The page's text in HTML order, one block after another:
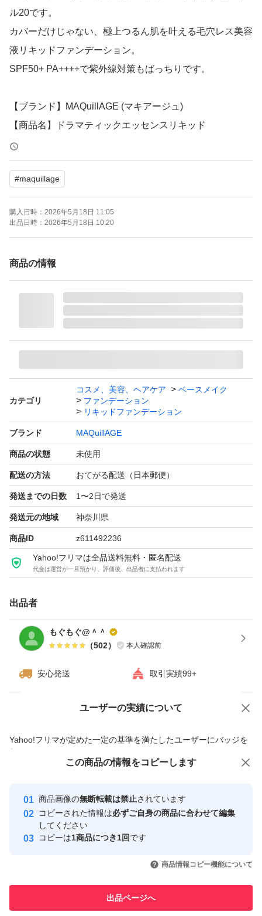
ル20です。
カバーだけじゃない、極上つるん肌を叶える毛穴レス美容
液リキッドファンデーション。
SPF50+ PA++++で紫外線対策もばっちりです。
【ブランド】MAQuillAGE (マキアージュ)
【商品名】ドラマティックエッセンスリキッド
【カラー】オークル20
【SPF/PA】SPF50+ PA++++
【商品の状態】未使用
購入時期：2026年4月
お値下げ不可
よろしくお願いいたします。
ル20 25ml
本体/詰め替え：本体
ベースメイク特徴：崩れにくい UVカット
PA：PA++++
#maquillage
購入日時： 2026年5月18日 11:05
出品日時： 2026年5月18日 10:20
商品の情報
カテゴリ
コスメ、美容、ヘアケア
ベースメイク
ファンデーション
リキッドファンデーション
ブランド MAQuillAGE
商品の状態 未使用
配送の方法 おてがる配送（日本郵便）
発送までの日数 1〜2日で発送
発送元の地域 神奈川県
商品ID z611492236
Yahoo!フリマは全品送料無料・匿名配送
代金は運営が一旦預かり、評価後、出品者に支払われます
出品者
もぐもぐ@＾＾
（502） 本人確認前
安心発送 取引実績99+
ユーザーの実績について
Yahoo!フリマが定めた一定の基準を満たしたユーザーにバッジを
付与しています
安心取引出品者
心・安全なユーザーです
取引実績
引を完了させた実績があります
での取引実績があります
価格の相談 商品への質問
この商品の情報をコピーします
商品画像の無断転載は禁止されています
コピーされた情報は必ずご自身の商品に合わせて編集
してください
コピーは1商品につき1回です
商品情報コピー機能について
出品ページへ
この商品をみている人にオススメ